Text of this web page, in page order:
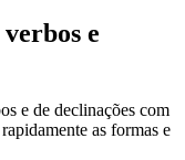
e
e de declinações com
as formas e